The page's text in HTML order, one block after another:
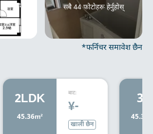
सबै 44 फोटोहरू हेर्नुहोस्
*फर्निचर समावेश छैन
2LDK
45.36m²
बाट:
¥-
खाली छैन
3K
45.36m²